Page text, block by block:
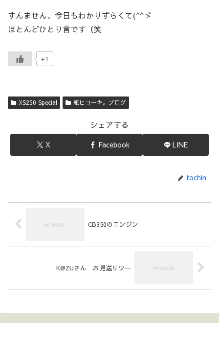
すんません、今日もわかりずらくて(^^ゞ
ほとんどひとり言です（笑
+1
XS250 Special 紙ヒコーキ。ブログ
シェアする
X Facebook LINE
tochin
CB350のエンジン
K@ZUさん お見送りツー